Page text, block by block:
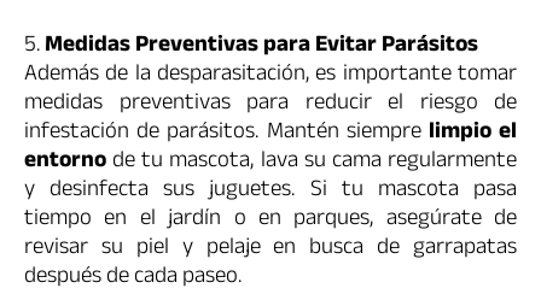
5.Medidas Preventivas para Evitar Parásitos
Además de la desparasitación, es importante tomar
medidas preventivas para reducir el riesgo de
infestación de parásitos. Mantén siempre limpio el
entornode tu mascota, lava su cama regularmente
y desinfecta sus juguetes. Si tu mascota pasa
tiempo en el jardín o en parques, asegúrate de
revisar su piel y pelaje en busca de garrapatas
después de cada paseo.